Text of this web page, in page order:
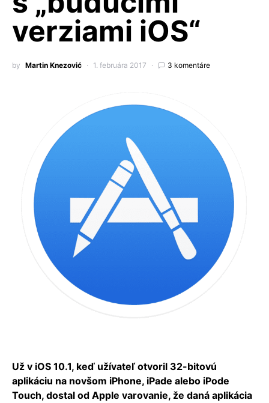
verziami iOS“
by Martin Knezović 1. februára 2017 3 komentáre
Už v iOS 10.1, keď užívateľ otvoril 32-bitovú
aplikáciu na novšom iPhone, iPade alebo iPode
Touch, dostal od Apple varovanie, že daná aplikácia